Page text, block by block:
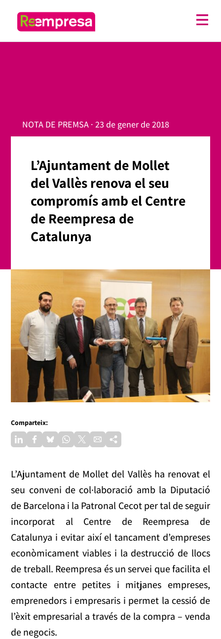
NOTA DE PREMSA · 23 de gener de 2018
L’Ajuntament de Mollet
del Vallès renova el seu
compromís amb el Centre
de Reempresa de
Catalunya
Comparteix:
L’Ajuntament de Mollet del Vallès ha renovat el
seu conveni de col·laboració amb la Diputació
de Barcelona i la Patronal Cecot per tal de seguir
incorporat al Centre de Reempresa de
Catalunya i evitar així el tancament d’empreses
econòmicament viables i la destrucció de llocs
de treball. Reempresa és un servei que facilita el
contacte entre petites i mitjanes empreses,
emprenedors i empresaris i permet la cessió de
l’èxit empresarial a través de la compra – venda
de negocis.